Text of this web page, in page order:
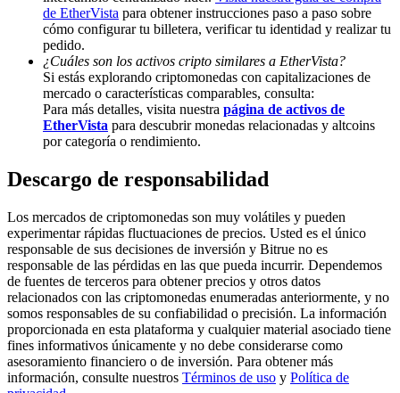
Deposit & Trade BTC to Share 25000 USDT prize pool!
Deposit CASHCAT & Win
Share 500000 CASHCAT prize pool
Register & Trade to Win 500,000 USDT
Precious Metals Trading Carnival
Trade Gold & Silver · 33,333 USDT Bonus
de EtherVista para obtener instrucciones paso a paso sobre
cómo configurar tu billetera, verificar tu identidad y realizar tu
pedido.
¿Cuáles son los activos cripto similares a EtherVista?
Si estás explorando criptomonedas con capitalizaciones de
mercado o características comparables, consulta:
Para más detalles, visita nuestra página de activos de
EtherVista para descubrir monedas relacionadas y altcoins
por categoría o rendimiento.
Descargo de responsabilidad
Los mercados de criptomonedas son muy volátiles y pueden
experimentar rápidas fluctuaciones de precios. Usted es el único
responsable de sus decisiones de inversión y Bitrue no es
responsable de las pérdidas en las que pueda incurrir. Dependemos
de fuentes de terceros para obtener precios y otros datos
relacionados con las criptomonedas enumeradas anteriormente, y no
somos responsables de su confiabilidad o precisión. La información
proporcionada en esta plataforma y cualquier material asociado tiene
fines informativos únicamente y no debe considerarse como
asesoramiento financiero o de inversión. Para obtener más
información, consulte nuestros Términos de uso y Política de